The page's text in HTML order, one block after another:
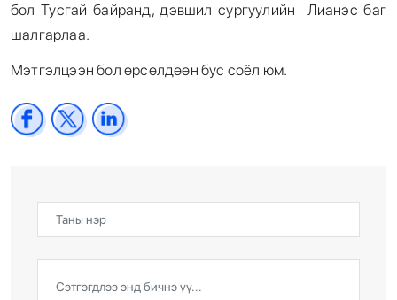
бол Тусгай байранд, дэвшил сургуулийн Лианэс баг
шалгарлаа.
Мэтгэлцээн бол өрсөлдөөн бус соёл юм.